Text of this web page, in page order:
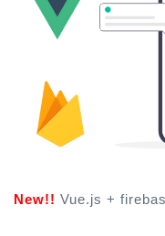
New!! Vue.js +